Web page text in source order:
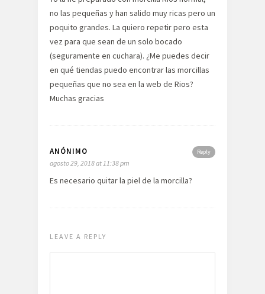
no las pequeñas y han salido muy ricas pero un
poquito grandes. La quiero repetir pero esta
vez para que sean de un solo bocado
(seguramente en cuchara). ¿Me puedes decir
en qué tiendas puedo encontrar las morcillas
pequeñas que no sea en la web de Rios?
Muchas gracias
Reply
ANÓNIMO
agosto 29, 2018 at 11:38 pm
Es necesario quitar la piel de la morcilla?
LEAVE A REPLY